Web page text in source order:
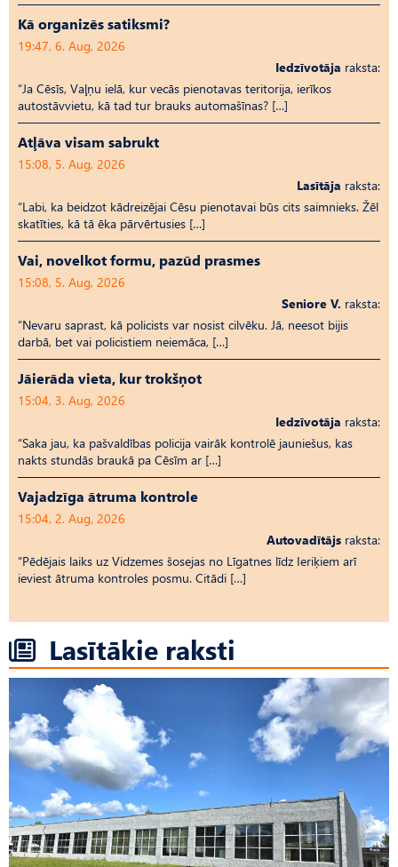
Kā organizēs satiksmi?
19:47, 6. Aug, 2026
Iedzīvotāja raksta:
“Ja Cēsīs, Vaļņu ielā, kur vecās pienotavas teritorija, ierīkos
autostāvvietu, kā tad tur brauks automašīnas? […]
Atļāva visam sabrukt
15:08, 5. Aug, 2026
Lasītāja raksta:
“Labi, ka beidzot kādreizējai Cēsu pienotavai būs cits saimnieks. Žēl
skatīties, kā tā ēka pārvērtusies […]
Vai, novelkot formu, pazūd prasmes
15:08, 5. Aug, 2026
Seniore V. raksta:
“Nevaru saprast, kā policists var nosist cilvēku. Jā, neesot bijis
darbā, bet vai policistiem neiemāca, […]
Jāierāda vieta, kur trokšņot
15:04, 3. Aug, 2026
Iedzīvotāja raksta:
“Saka jau, ka pašvaldības policija vairāk kontrolē jauniešus, kas
nakts stundās braukā pa Cēsīm ar […]
Vajadzīga ātruma kontrole
15:04, 2. Aug, 2026
Autovadītājs raksta:
“Pēdējais laiks uz Vid­ze­mes šosejas no Līgatnes līdz Ieriķiem arī
ieviest ātruma kontroles posmu. Citādi […]
Lasītākie raksti